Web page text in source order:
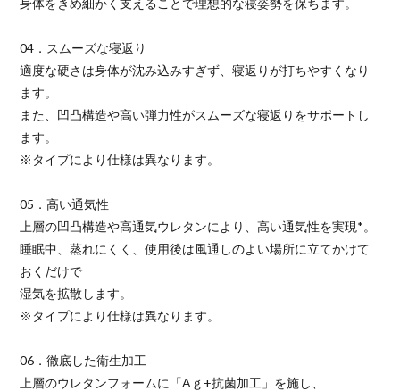
04．スムーズな寝返り
適度な硬さは身体が沈み込みすぎず、寝返りが打ちやすくなり
ます。
また、凹凸構造や高い弾力性がスムーズな寝返りをサポートし
ます。
※タイプにより仕様は異なります。
05．高い通気性
上層の凹凸構造や高通気ウレタンにより、高い通気性を実現*。
睡眠中、蒸れにくく、使用後は風通しのよい場所に立てかけて
おくだけで
湿気を拡散します。
※タイプにより仕様は異なります。
06．徹底した衛生加工
上層のウレタンフォームに「Aｇ+抗菌加工」を施し、